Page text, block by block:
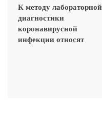
К методу лабораторной
диагностики
коронавирусной
инфекции относят